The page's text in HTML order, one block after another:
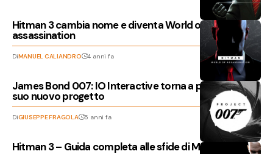
Hitman 3 cambia nome e diventa World of
assassination
DiMANUEL CALIANDRO 4 anni fa
James Bond 007: IO Interactive torna a parlare del
suo nuovo progetto
DiGIUSEPPE FRAGOLA 5 anni fa
Hitman 3 – Guida completa alle sfide di Mendoza